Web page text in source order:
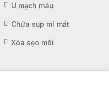
U mạch máu
Chữa sụp mí mắt
Xóa sẹo môi